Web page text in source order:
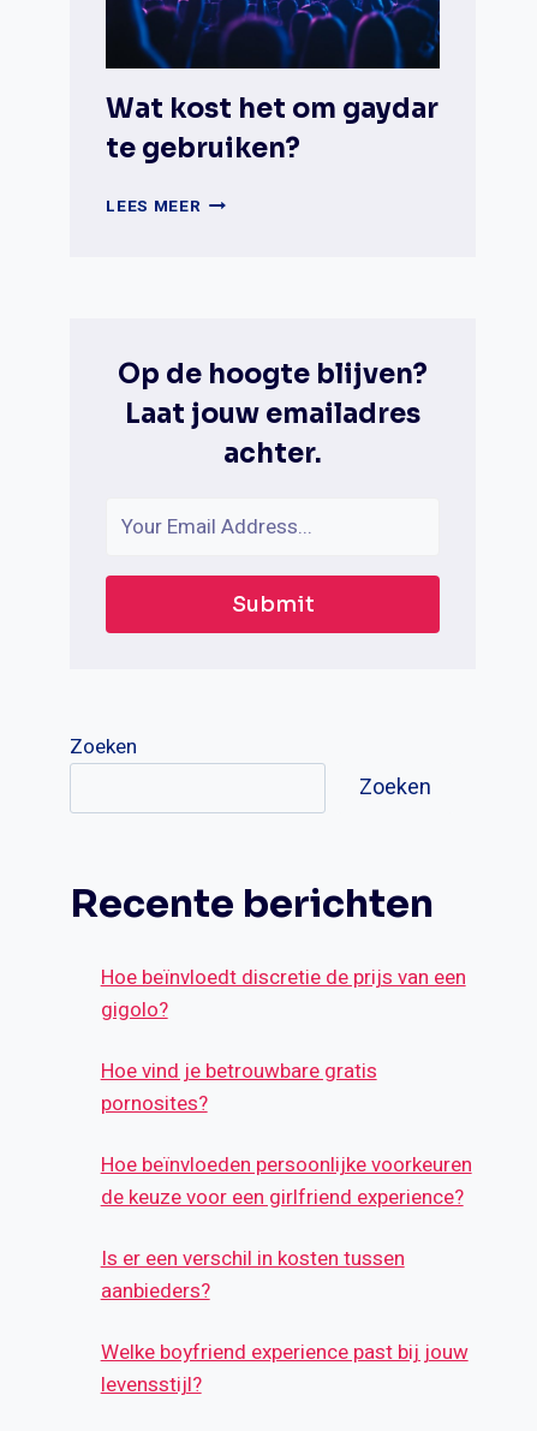
Wat kost het om gaydar
te gebruiken?
LEES MEER WAT
Op de hoogte blijven?
Laat jouw emailadres
achter.
Submit
Zoeken
Zoeken
Recente berichten
Hoe beïnvloedt discretie de prijs van een
gigolo?
Hoe vind je betrouwbare gratis
pornosites?
Hoe beïnvloeden persoonlijke voorkeuren
de keuze voor een girlfriend experience?
Is er een verschil in kosten tussen
aanbieders?
Welke boyfriend experience past bij jouw
levensstijl?